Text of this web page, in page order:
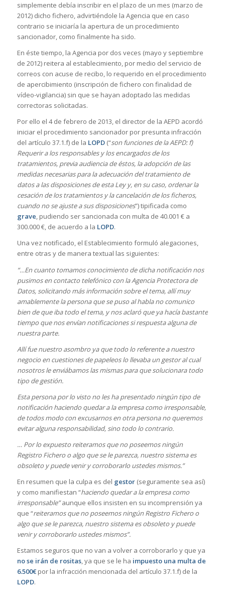
simplemente debía inscribir en el plazo de un mes (marzo de
2012) dicho fichero, advirtiéndole la Agencia que en caso
contrario se iniciaría la apertura de un procedimiento
sancionador, como finalmente ha sido.
En éste tiempo, la Agencia por dos veces (mayo y septiembre
de 2012) reitera al establecimiento, por medio del servicio de
correos con acuse de recibo, lo requerido en el procedimiento
de apercibimiento (inscripción de fichero con finalidad de
vídeo-vigilancia) sin que se hayan adoptado las medidas
correctoras solicitadas.
Por ello el 4 de febrero de 2013, el director de la AEPD acordó
iniciar el procedimiento sancionador por presunta infracción
del artículo 37.1.f) de la LOPD(“son funciones de la AEPD: f)
Requerir a los responsables y los encargados de los
tratamientos, previa audiencia de éstos, la adopción de las
medidas necesarias para la adecuación del tratamiento de
datos a las disposiciones de esta Ley y, en su caso, ordenar la
cesación de los tratamientos y la cancelación de los ficheros,
cuando no se ajuste a sus disposiciones”) tipificada como
grave, pudiendo ser sancionada con multa de 40.001 € a
300.000 €, de acuerdo a la LOPD.
Una vez notificado, el Establecimiento formuló alegaciones,
entre otras y de manera textual las siguientes:
“…En cuanto tomamos conocimiento de dicha notificación nos
pusimos en contacto telefónico con la Agencia Protectora de
Datos, solicitando más información sobre el tema, allí muy
amablemente la persona que se puso al habla no comunico
bien de que iba todo el tema, y nos aclaró que ya hacía bastante
tiempo que nos envían notificaciones si respuesta alguna de
nuestra parte.
Allí fue nuestro asombro ya que todo lo referente a nuestro
negocio en cuestiones de papeleos lo llevaba un gestor al cual
nosotros le enviábamos las mismas para que solucionara todo
tipo de gestión.
Esta persona por lo visto no les ha presentado ningún tipo de
notificación haciendo quedar a la empresa como irresponsable,
de todos modo con excusarnos en otra persona no queremos
evitar alguna responsabilidad, sino todo lo contrario.
… Por lo expuesto reiteramos que no poseemos ningún
Registro Fichero o algo que se le parezca, nuestro sistema es
obsoleto y puede venir y corroborarlo ustedes mismos.”
En resumen que la culpa es del gestor(seguramente sea así)
y como manifiestan “haciendo quedar a la empresa como
irresponsable”aunque ellos insisten en su incomprensión ya
que “reiteramos que no poseemos ningún Registro Fichero o
algo que se le parezca, nuestro sistema es obsoleto y puede
venir y corroborarlo ustedes mismos”.
Estamos seguros que no van a volver a corroborarlo y que ya
no se irán de rositas, ya que se le ha impuesto una multa de
6.500€por la infracción mencionada del artículo 37.1.f) de la
LOPD.